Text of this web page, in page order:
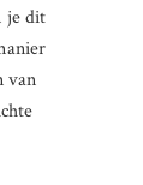
je dit
van